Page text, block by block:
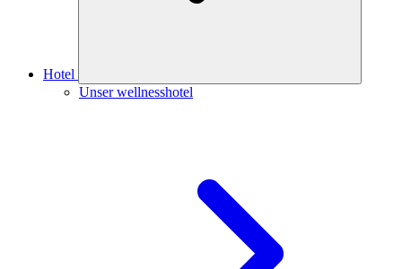
Hotel
Unser wellnesshotel